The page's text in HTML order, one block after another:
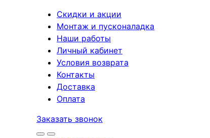
Скидки и акции
Монтаж и пусконаладка
Наши работы
Личный кабинет
Условия возврата
Контакты
Доставка
Оплата
Заказать звонок